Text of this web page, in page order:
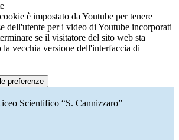
è impostato da Youtube per tenere
dell'utente per i video di Youtube incorporati
se il visitatore del sito web sta
vecchia versione dell'interfaccia di
preferenze
Scientifico “S. Cannizzaro”